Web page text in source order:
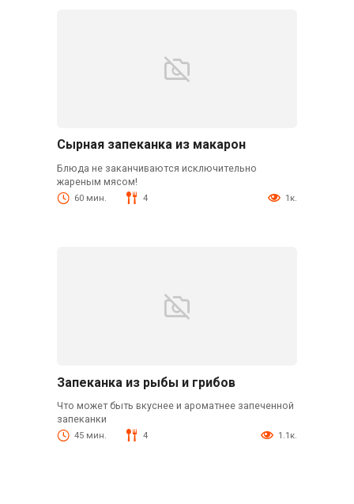
Сырная запеканка из макарон
Блюда не заканчиваются исключительно
жареным мясом!
60 мин. 4 1к.
Запеканка из рыбы и грибов
Что может быть вкуснее и ароматнее запеченной
запеканки
45 мин. 4 1.1к.